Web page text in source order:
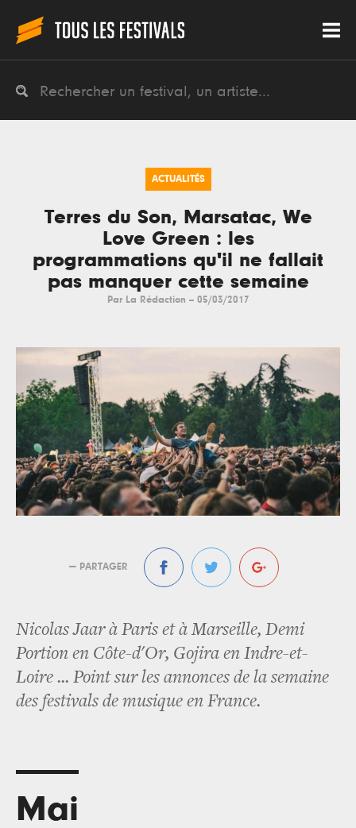
ACTUALITÉS
Terres du Son, Marsatac, We
Love Green : les
programmations qu'il ne fallait
pas manquer cette semaine
Par La Rédaction -- 05/03/2017
— PARTAGER
Nicolas Jaar à Paris et à Marseille, Demi
Portion en Côte-d'Or, Gojira en Indre-et-
Loire ... Point sur les annonces de la semaine
des festivals de musique en France.
Mai